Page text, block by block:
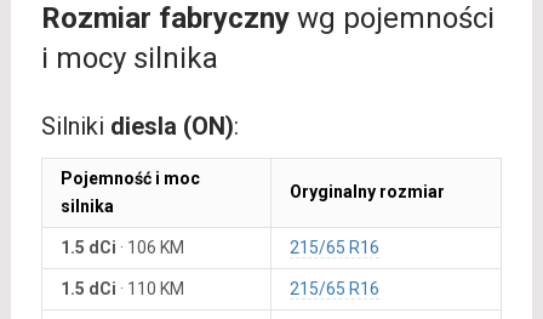
Rozmiar fabrycznywg pojemności
i mocy silnika
Silniki diesla (ON):
Pojemność i moc
silnika
Oryginalny rozmiar
1.5 dCi · 106 KM 215/65 R16
1.5 dCi · 110 KM 215/65 R16